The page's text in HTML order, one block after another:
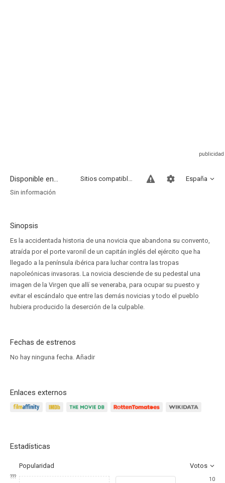
Disponible en... España
Sitios compatibles
Sin información
Sinopsis
Es la accidentada historia de una novicia que abandona su convento,
atraída por el porte varonil de un capitán inglés del ejército que ha
llegado a la península ibérica para luchar contra las tropas
napoleónicas invasoras. La novicia desciende de su pedestal una
imagen de la Virgen que allí se veneraba, para ocupar su puesto y
evitar el escándalo que entre las demás novicias y todo el pueblo
hubiera producido la deserción de la culpable.
Fechas de estrenos
No hay ninguna fecha. Añadir
Enlaces externos
Estadísticas
Popularidad Votos
???
10